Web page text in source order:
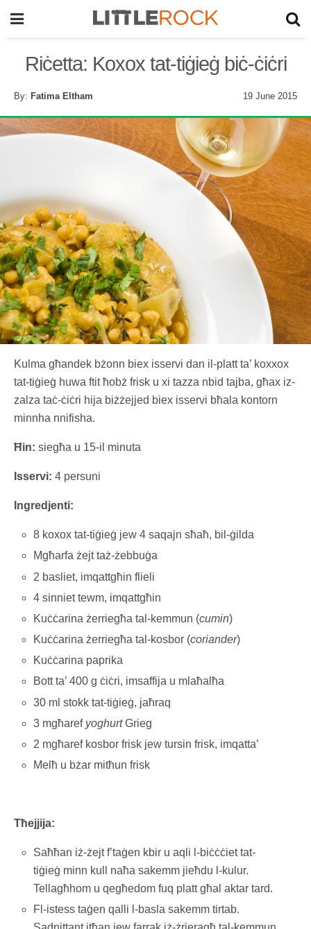
Riċetta: Koxox tat-tiġieġ biċ-ċiċri
By: Fatima Eltham 19 June 2015
Kulma għandek bżonn biex isservi dan il-platt ta’ koxxox
tat-tiġieġ huwa ftit ħobż frisk u xi tazza nbid tajba, għax iz-
zalza taċ-ċiċri hija biżżejjed biex isservi bħala kontorn
minnha nnifisha.
Ħin: siegħa u 15-il minuta
Isservi: 4 persuni
Ingredjenti:
8 koxox tat-tiġieġ jew 4 saqajn sħaħ, bil-ġilda
Mgħarfa żejt taż-żebbuġa
2 basliet, imqattgħin flieli
4 sinniet tewm, imqattgħin
Kuċċarina żerriegħa tal-kemmun (cumin)
Kuċċarina żerriegħa tal-kosbor (coriander)
Kuċċarina paprika
Bott ta’ 400 g ċiċri, imsaffija u mlaħalħa
30 ml stokk tat-tiġieġ, jaħraq
3 mgħaref yoghurtGrieg
2 mgħaref kosbor frisk jew tursin frisk, imqatta’
Melħ u bżar mitħun frisk
Tħejjija:
Saħħan iż-żejt f’taġen kbir u aqli l-biċċċiet tat-
tiġieġ minn kull naħa sakemm jieħdu l-kulur.
Tellagħhom u qegħedom fuq platt għal aktar tard.
Fl-istess taġen qalli l-basla sakemm tirtab.